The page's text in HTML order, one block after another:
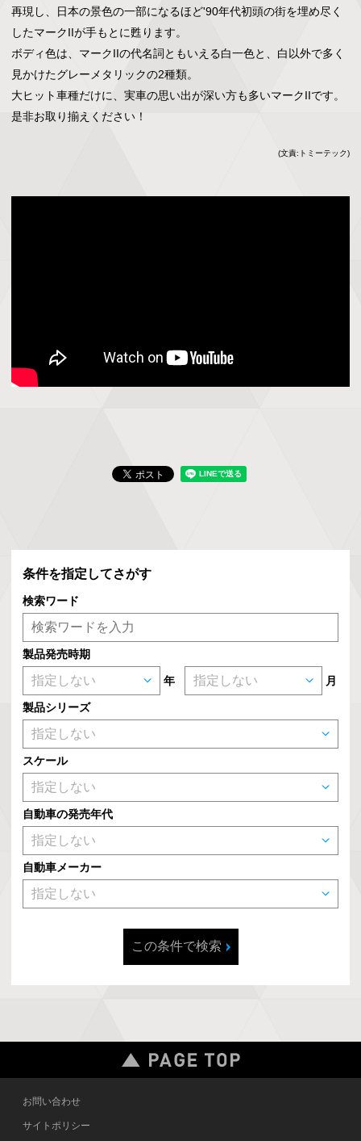
再現し、日本の景色の一部になるほど'90年代初頭の街を埋め尽く
したマークIIが手もとに甦ります。
ボディ色は、マークIIの代名詞ともいえる白一色と、白以外で多く
見かけたグレーメタリックの2種類。
大ヒット車種だけに、実車の思い出が深い方も多いマークIIです。
是非お取り揃えください！
(文責:トミーテック)
条件を指定してさがす
検索ワード
製品発売時期
年 月
製品シリーズ
スケール
自動車の発売年代
自動車メーカー
この条件で検索
お問い合わせ
サイトポリシー